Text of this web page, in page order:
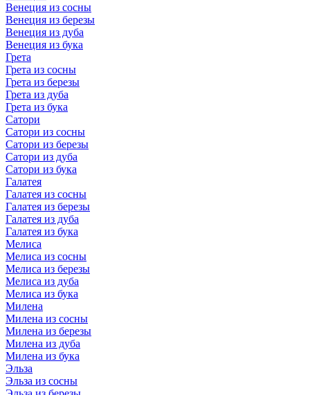
Венеция из сосны
Венеция из березы
Венеция из дуба
Венеция из бука
Грета
Грета из сосны
Грета из березы
Грета из дуба
Грета из бука
Сатори
Сатори из сосны
Сатори из березы
Сатори из дуба
Сатори из бука
Галатея
Галатея из сосны
Галатея из березы
Галатея из дуба
Галатея из бука
Мелиса
Мелиса из сосны
Мелиса из березы
Мелиса из дуба
Мелиса из бука
Милена
Милена из сосны
Милена из березы
Милена из дуба
Милена из бука
Эльза
Эльза из сосны